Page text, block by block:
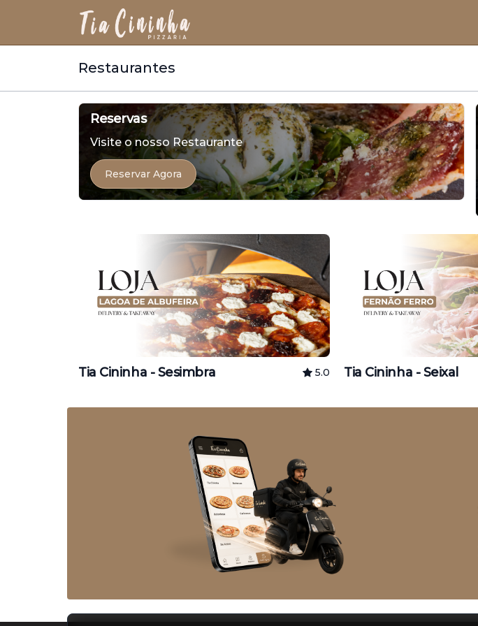
Restaurantes
Reservas
Visite o nosso Restaurante
Reservar Agora
Tia Cininha - Sesimbra 5.0 Tia Cininha - Seixal